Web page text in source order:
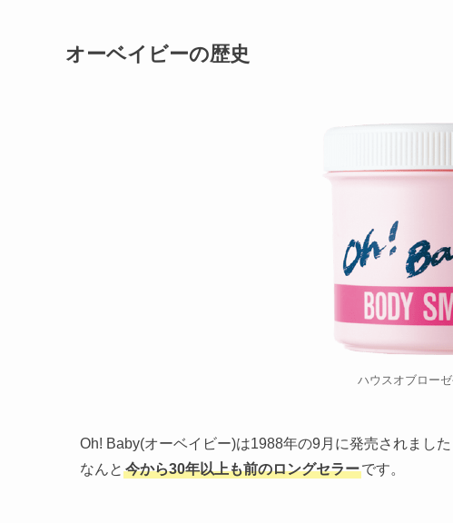
オーベイビーの歴史
ハウスオブロー
Oh! Baby(オーベイビー)は1988年の9月に発売されました
なんと 今から30年以上も前のロングセラーです。